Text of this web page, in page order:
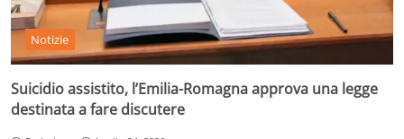
Notizie
Suicidio assistito, l’Emilia-Romagna approva una legge
destinata a fare discutere